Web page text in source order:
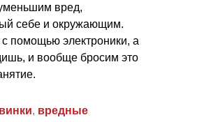
вред,
себе и окружающим.
помощью электроники, а
и вообще бросим это
, вредные